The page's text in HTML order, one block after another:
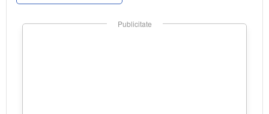
Publicitate